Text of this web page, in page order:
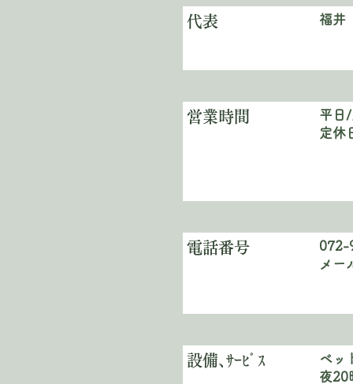
代表 福
営業時間
平日
定休
電話番号
072-
メー
​設備､ｻｰﾋﾞｽ
ベッ
夜20